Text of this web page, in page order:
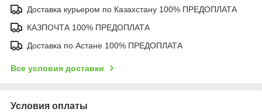
Доставка курьером по Казахстану 100% ПРЕДОПЛАТА
КАЗПОЧТА 100% ПРЕДОПЛАТА
Доставка по Астане 100% ПРЕДОПЛАТА
Все условия доставки
Условия оплаты